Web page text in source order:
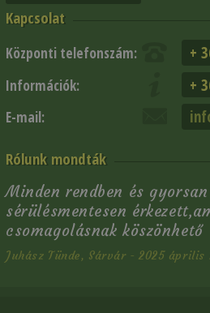
Kapcsolat
Központi telefonszám: +
Információk: +
E-mail:
Rólunk mondták
Minden rendben és
sérülésmentesen
csomagolásnak köszönhető
Juhász Tünde, Sárvár - 2025 április